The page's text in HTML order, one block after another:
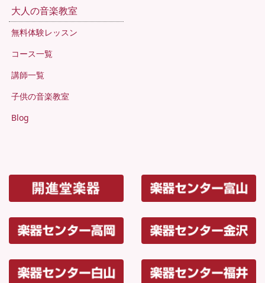
大人の音楽教室
無料体験レッスン
コース一覧
講師一覧
子供の音楽教室
Blog